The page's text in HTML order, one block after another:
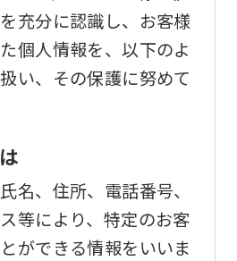
充分に認識し、お客様
個人情報を、以下のよ
い、その保護に努めて
名、住所、電話番号、
等により、特定のお客
ができる情報をいいま